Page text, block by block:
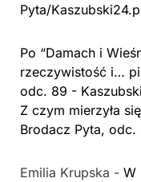
Pyta/
Po “Damach i
rzeczywistość i…
odc. 89 -
Z czym mierzyła
Brodacz Pyta, odc.
Emilia Krupska - W